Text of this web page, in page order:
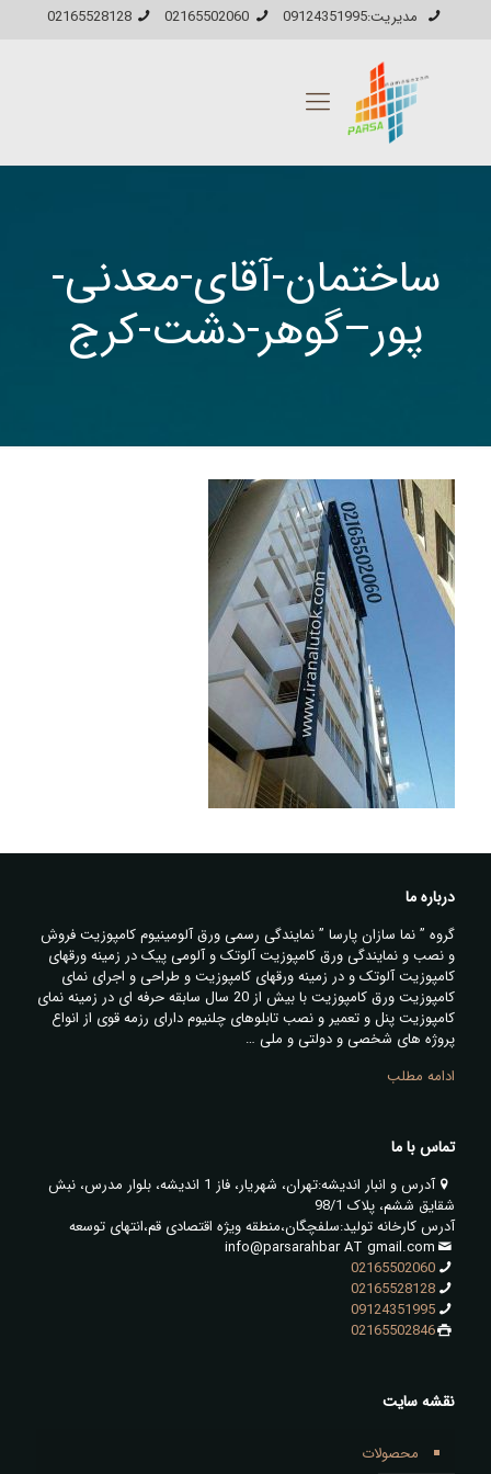
مدیریت:09124351995 02165502060
02165528128
ساختمان-آقای-معدنی-
پور–گوهر-دشت-کرج
درباره ما
گروه ” نما سازان پارسا ” نمایندگی رسمی ورق آلومینیوم کامپوزیت فروش
و نصب و نمایندگی ورق کامپوزیت آلوتک و آلومی پیک در زمینه ورقهای
کامپوزیت آلوتک و در زمینه ورقهای کامپوزیت و طراحی و اجرای نمای
کامپوزیت ورق کامپوزیت با بیش از 20 سال سابقه حرفه ای در زمینه نمای
کامپوزیت پنل و تعمیر و نصب تابلوهای چلنیوم دارای رزمه قوی از انواع
پروژه های شخصی و دولتی و ملی …
ادامه مطلب
تماس با ما
آدرس و انبار اندیشه:تهران، شهریار، فاز 1 اندیشه، بلوار مدرس، نبش
شقایق ششم، پلاک 98/1
آدرس کارخانه تولید:سلفچگان،منطقه ویژه اقتصادی قم،انتهای توسعه
info@parsarahbar AT gmail.com
02165502060
02165528128
09124351995
02165502846
نقشه سایت
محصولات